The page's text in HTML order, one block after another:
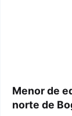
Menor de
norte de